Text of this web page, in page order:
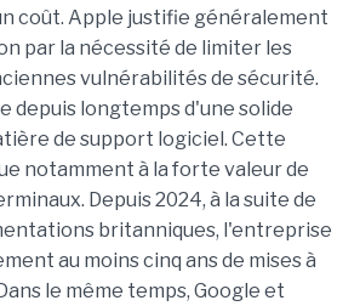
coût. Apple justifie généralement
par la nécessité de limiter les
vulnérabilités de sécurité.
depuis longtemps d'une solide
de support logiciel. Cette
notamment à la forte valeur de
Depuis 2024, à la suite de
britanniques, l'entreprise
au moins cinq ans de mises à
le même temps, Google et